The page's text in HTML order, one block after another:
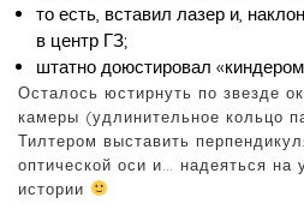
то есть, вставил лазер и,
в центр ГЗ;
штатно доюстировал
Осталось юстирнуть по звезде
камеры (удлинительное кольцо
Тилтером выставить
оптической оси и… надеяться на
истории